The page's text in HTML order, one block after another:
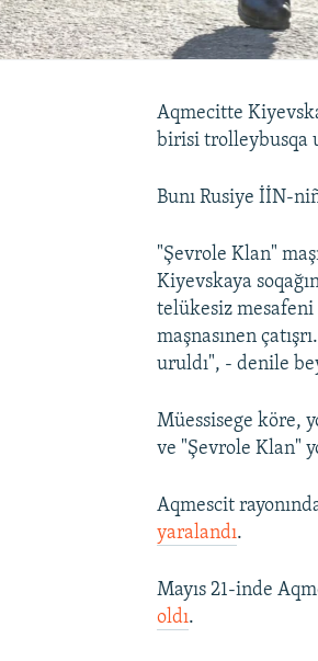
Aqmecitte
birisi trolleybusqa
Bunı Rusiye İİN-
"Şevrole Klan"
Kiyevskaya
telükesiz
maşnasınen
uruldı", - denile
Müessisege köre,
ve "Şevrole Klan"
Aqmescit
yaralandı.
Mayıs 21-inde
oldı.